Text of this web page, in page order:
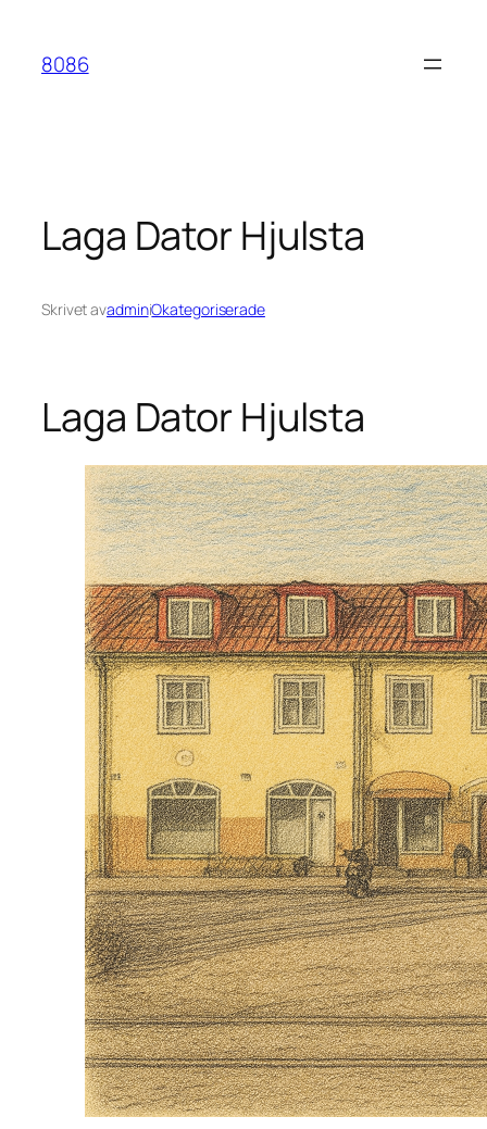
innehåll
8086
Laga Dator Hjulsta
Skrivet avadminiOkategoriserade
Laga Dator Hjulsta